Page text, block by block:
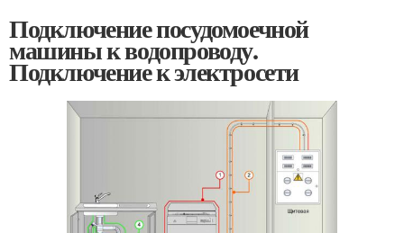
Подключение посудомоечной
машины к водопроводу.
Подключение к электросети